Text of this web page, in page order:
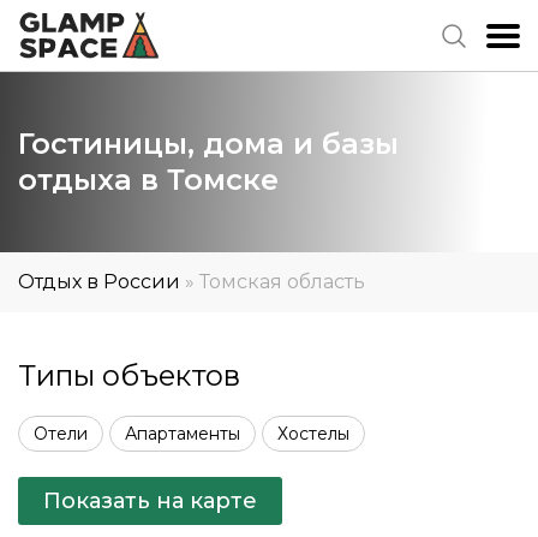
Гостиницы, дома и базы
отдыха в Томске
Отдых в России » Томская область
Типы объектов
Отели Апартаменты Хостелы
Показать на карте